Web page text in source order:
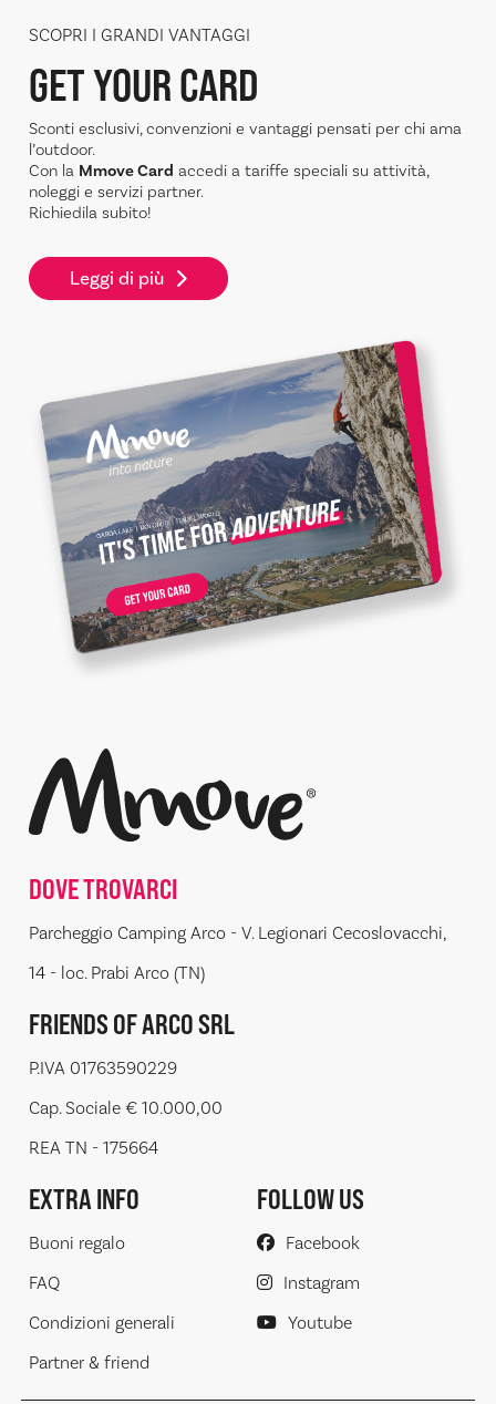
SCOPRI I GRANDI VANTAGGI
GET YOUR CARD
Sconti esclusivi, convenzioni e vantaggi pensati per chi ama
l’outdoor.
Con la Mmove Card accedi a tariffe speciali su attività,
noleggi e servizi partner.
Richiedila subito!
Leggi di più
DOVE TROVARCI
Parcheggio Camping Arco - V. Legionari Cecoslovacchi,
14 - loc. Prabi Arco (TN)
FRIENDS OF ARCO SRL
P.IVA 01763590229
Cap. Sociale € 10.000,00
REA TN - 175664
EXTRA INFO
Buoni regalo
FAQ
Condizioni generali
Partner & friend
FOLLOW US
Facebook
Instagram
Youtube